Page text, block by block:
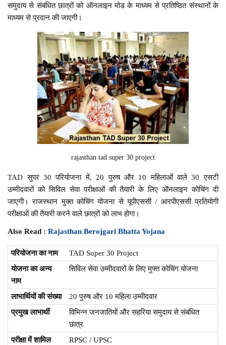
समुदाय से संबंधित छात्रों को ऑनलाइन मोड के माध्यम से प्रतिष्ठित संस्थानों के
माध्यम से प्रदान की जाएगी।
rajasthan tad super 30 project
TAD सुपर 30 परियोजना में, 20 पुरुष और 10 महिलाओं वाले 30 एसटी
उम्मीदवारों को सिविल सेवा परीक्षाओं की तैयारी के लिए ऑनलाइन कोचिंग दी
जाएगी। राजस्थान मुक्त कोचिंग योजना से यूपीएससी / आरपीएससी प्रतियोगी
परीक्षाओं की तैयारी करने वाले छात्रों को लाभ होगा।
Also Read :Rajasthan Berojgari Bhatta Yojana
परियोजना का नाम
TAD Super 30 Project
योजना का अन्य
नाम
सिविल सेवा उम्मीदवारों के लिए मुफ्त कोचिंग योजना
लाभार्थियों की संख्या
20 पुरुष और 10 महिला उम्मीदवार
प्रमुख लाभार्थी
विभिन्न जनजातियों और सहरिया समुदाय से संबंधित
छात्र
परीक्षा में शामिल
RPSC / UPSC